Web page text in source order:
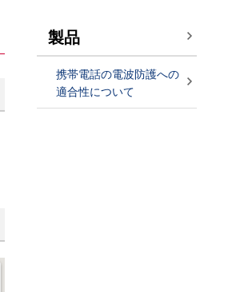
製品
携帯電話の電波防護への
適合性について